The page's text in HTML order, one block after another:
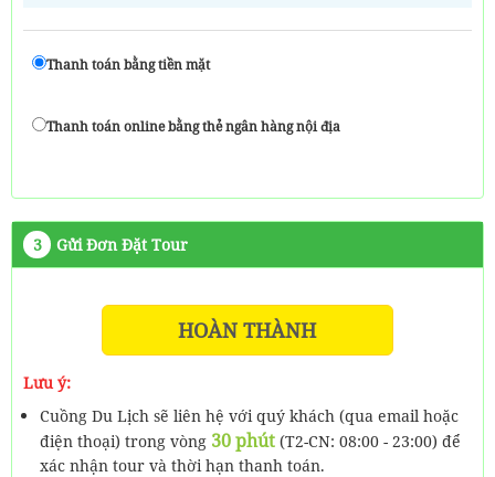
Thanh toán bằng tiền mặt
Thanh toán online bằng thẻ ngân hàng nội địa
3 Gửi Đơn Đặt Tour
HOÀN THÀNH
Lưu ý:
Cuồng Du Lịch sẽ liên hệ với quý khách (qua email hoặc
điện thoại) trong vòng 30 phút (T2-CN: 08:00 - 23:00) để
xác nhận tour và thời hạn thanh toán.